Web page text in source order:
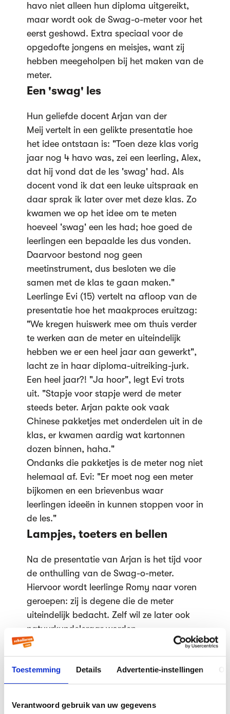
Toestemming Details Advertentie-instellingen
Verantwoord gebruik van uw gegevens
havo niet alleen hun diploma uitgereikt,
maar wordt ook de Swag-o-meter voor het
eerst geshowd. Extra speciaal voor de
opgedofte jongens en meisjes, want zij
hebben meegeholpen bij het maken van de
meter.
Een 'swag' les
Hun geliefde docent Arjan van der
Meij vertelt in een gelikte presentatie hoe
het idee ontstaan is: "Toen deze klas vorig
jaar nog 4 havo was, zei een leerling, Alex,
dat hij vond dat de les 'swag' had. Als
docent vond ik dat een leuke uitspraak en
daar sprak ik later over met deze klas. Zo
kwamen we op het idee om te meten
hoeveel 'swag' een les had; hoe goed de
leerlingen een bepaalde les dus vonden.
Daarvoor bestond nog geen
meetinstrument, dus besloten we die
samen met de klas te gaan maken."
Leerlinge Evi (15) vertelt na afloop van de
presentatie hoe het maakproces eruitzag:
"We kregen huiswerk mee om thuis verder
te werken aan de meter en uiteindelijk
hebben we er een heel jaar aan gewerkt",
lacht ze in haar diploma-uitreiking-jurk.
Een heel jaar?! "Ja hoor", legt Evi trots
uit. "Stapje voor stapje werd de meter
steeds beter. Arjan pakte ook vaak
Chinese pakketjes met onderdelen uit in de
klas, er kwamen aardig wat kartonnen
dozen binnen, haha."
Ondanks die pakketjes is de meter nog niet
helemaal af. Evi: "Er moet nog een meter
bijkomen en een brievenbus waar
leerlingen ideeën in kunnen stoppen voor in
de les."
Lampjes, toeters en bellen
Na de presentatie van Arjan is het tijd voor
de onthulling van de Swag-o-meter.
Hiervoor wordt leerlinge Romy naar voren
geroepen: zij is degene die de meter
uiteindelijk bedacht. Zelf wil ze later ook
natuurkundeleraar worden.
Alle hoofden draaien om naar de deur van
het lokaal, want daar hangt de meter. Dan
gaat het doek eraf en is het eindresultaat
te zien: een lange zuil met vijftien lampjes,